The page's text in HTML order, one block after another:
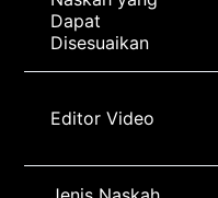
Dapat
Disesuaikan
Editor Video